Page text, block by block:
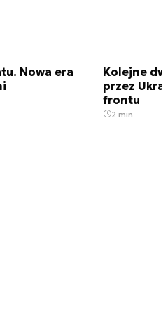
Nowa era
Kolejne
przez
frontu
2 min.